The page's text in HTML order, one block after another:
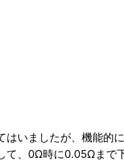
いましたが、機能的
て、0Ω時に0.05Ωまで